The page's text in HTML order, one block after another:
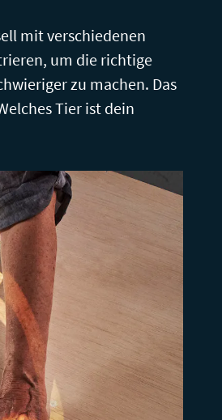
mit verschiedenen
um die richtige
zu machen. Das
Tier ist dein